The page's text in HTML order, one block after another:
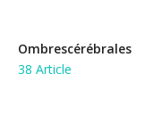
Ombrescérébrales
38 Article